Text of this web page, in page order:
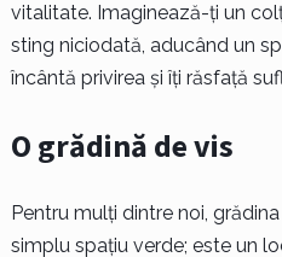
vitalitate. Imaginează-ți un
sting niciodată, aducând un
încântă privirea și îți răsfață
O grădină de vis
Pentru mulți dintre noi,
simplu spațiu verde; este un